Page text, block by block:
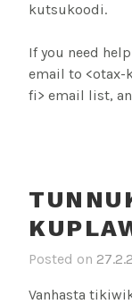
kutsukoodi.
If you need
email to <otax-
fi> email list,
Posted on
Vanhasta